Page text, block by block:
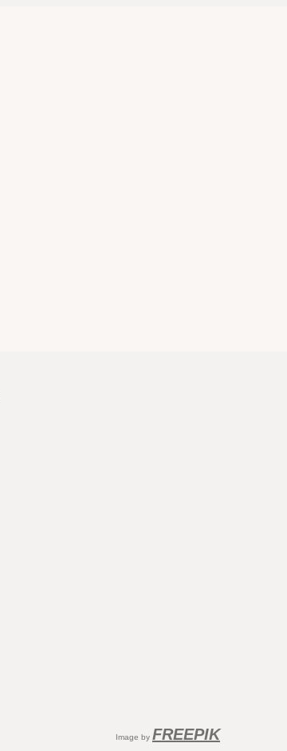
Image by FREEPIK